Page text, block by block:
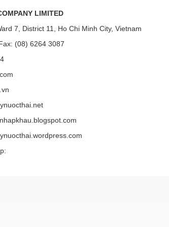
LIMITED
7, District 11, Ho Chi Minh City, Vietnam
(08) 6264 3087